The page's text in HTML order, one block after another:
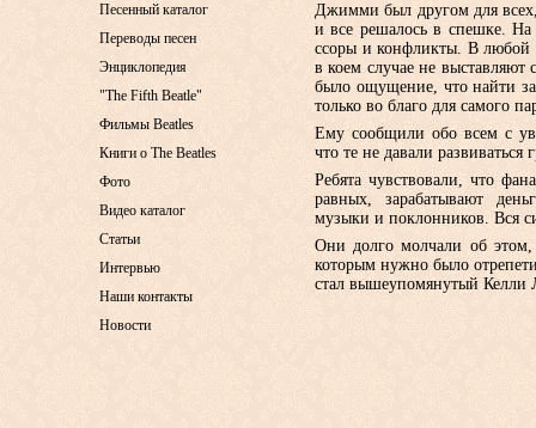
Джимми был другом для
и все решалось в спешке. На
ссоры и конфликты. В любой
в коем случае не выставляют
было ощущение, что найти
только во благо для самого
Ему сообщили обо всем с
что те не давали развиваться
Ребята чувствовали, что
равных, зарабатывают
музыки и поклонников. Вся
Они долго молчали об этом,
которым нужно было
стал вышеупомянутый Келли
Песенный каталог
Переводы песен
Энциклопедия
"The Fifth Beatle"
Фильмы Beatles
Книги о The Beatles
Фото
Видео каталог
Статьи
Интервью
Наши контакты
Новости